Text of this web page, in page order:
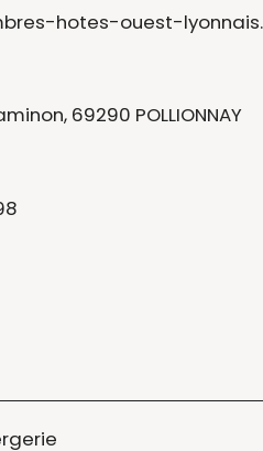
hotes-ouest-
69290 POLLIONNAY